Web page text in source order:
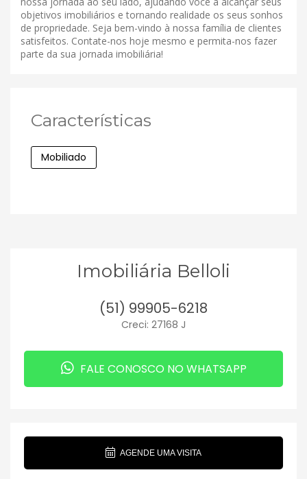
objetivos imobiliários e tornando realidade os seus sonhos
de propriedade. Seja bem-vindo à nossa família de clientes
satisfeitos. Contate-nos hoje mesmo e permita-nos fazer
parte da sua jornada imobiliária!
Características
Mobiliado
Imobiliária Belloli
(51) 99905-6218
Creci: 27168 J
FALE CONOSCO NO WHATSAPP
AGENDE UMA VISITA